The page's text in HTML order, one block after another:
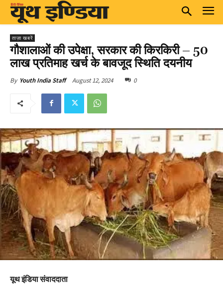
ताज़ा खबरें
गौशालाओं की उपेक्षा, सरकार की किरकिरी – 50
लाख प्रतिमाह खर्च के बावजूद स्थिति दयनीय
By Youth India Staff August 12, 2024 0
यूथ इंडिया संवाददाता